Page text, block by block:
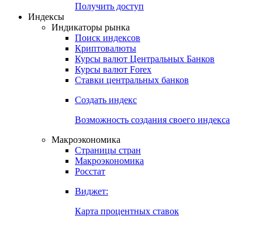
Получить доступ
Индексы
Индикаторы рынка
Поиск индексов
Криптовалюты
Курсы валют Центральных Банков
Курсы валют Forex
Ставки центральных банков
Создать индекс
Возможность создания своего индекса
Макроэкономика
Страницы стран
Макроэкономика
Росстат
Виджет:
Карта процентных ставок